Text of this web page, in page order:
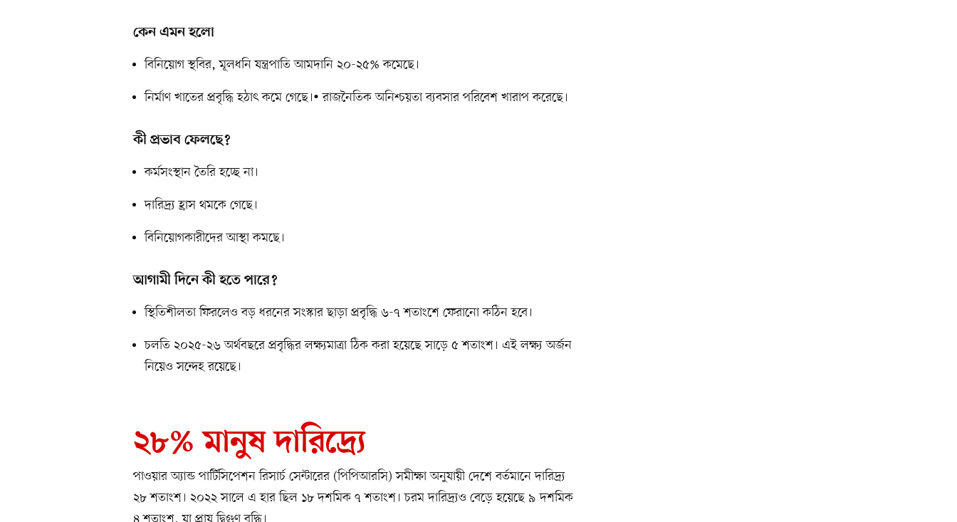
কেন এমন হলো
বিনিয়োগ স্থবির, মূলধনি যন্ত্রপাতি আমদানি ২০-২৫% কমেছে।
নির্মাণ খাতের প্রবৃদ্ধি হঠাৎ কমে গেছে।• রাজনৈতিক অনিশ্চয়তা ব্যবসার পরিবেশ খারাপ করেছে।
কী প্রভাব ফেলছে?
কর্মসংস্থান তৈরি হচ্ছে না।
দারিদ্র্য হ্রাস থমকে গেছে।
বিনিয়োগকারীদের আস্থা কমছে।
আগামী দিনে কী হতে পারে?
স্থিতিশীলতা ফিরলেও বড় ধরনের সংস্কার ছাড়া প্রবৃদ্ধি ৬-৭ শতাংশে ফেরানো কঠিন হবে।
চলতি ২০২৫-২৬ অর্থবছরে প্রবৃদ্ধির লক্ষ্যমাত্রা ঠিক করা হয়েছে সাড়ে ৫ শতাংশ। এই লক্ষ্য অর্জন
নিয়েও সন্দেহ রয়েছে।
২৮% মানুষ দারিদ্র্যে
পাওয়ার অ্যান্ড পার্টিসিপেশন রিসার্চ সেন্টারের (পিপিআরসি) সমীক্ষা অনুযায়ী দেশে বর্তমানে দারিদ্র্য
২৮ শতাংশ। ২০২২ সালে এ হার ছিল ১৮ দশমিক ৭ শতাংশ। চরম দারিদ্র্যও বেড়ে হয়েছে ৯ দশমিক